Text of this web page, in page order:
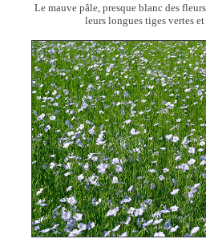
Le mauve pâle, presque blanc des
leurs longues tiges vertes et